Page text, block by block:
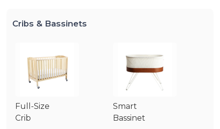
Cribs & Bassinets
Full-Size
Crib
Smart
Bassinet